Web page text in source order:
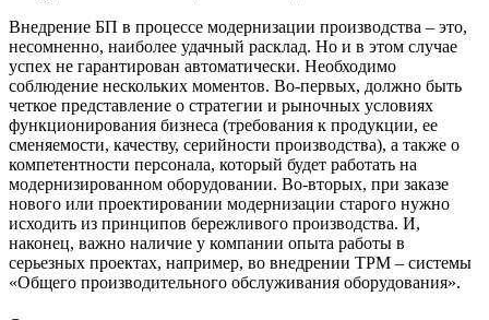
Внедрение БП в процессе модернизации производства – это,
несомненно, наиболее удачный расклад. Но и в этом случае
успех не гарантирован автоматически. Необходимо
соблюдение нескольких моментов. Во-первых, должно быть
четкое представление о стратегии и рыночных условиях
функционирования бизнеса (требования к продукции, ее
сменяемости, качеству, серийности производства), а также о
компетентности персонала, который будет работать на
модернизированном оборудовании. Во-вторых, при заказе
нового или проектировании модернизации старого нужно
исходить из принципов бережливого производства. И,
наконец, важно наличие у компании опыта работы в
серьезных проектах, например, во внедрении ТРМ – системы
«Общего производительного обслуживания оборудования».